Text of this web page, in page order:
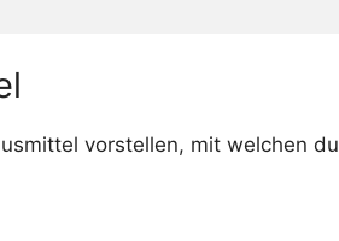
vorstellen, mit welchen du